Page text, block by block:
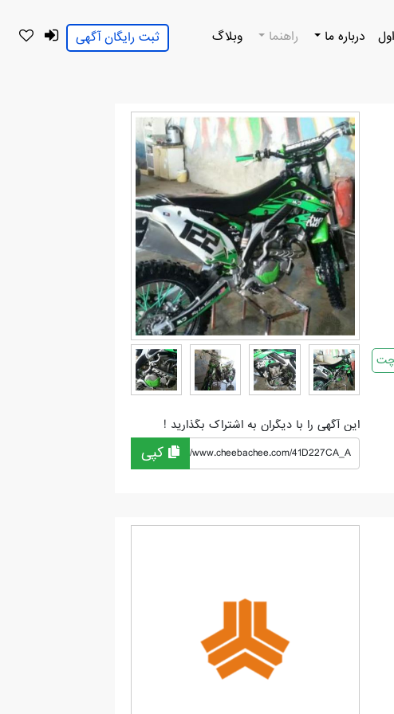
ثبت رایگان آگهی درباره ما راهنما وبلاگ
این آگهی را با دیگران به اشتراک بگذارید !
https://www.cheebachee.com/41D227CA_A
کپی